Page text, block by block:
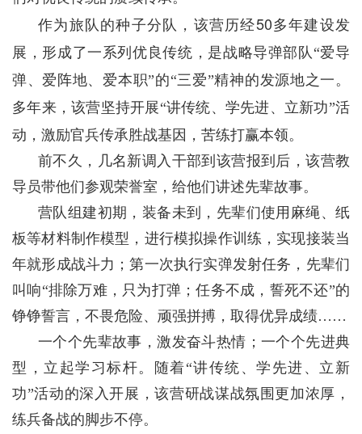
作为旅队的种子分队，该营历经50多年建设发
展，形成了一系列优良传统，是战略导弹部队“爱导
弹、爱阵地、爱本职”的“三爱”精神的发源地之一。
多年来，该营坚持开展“讲传统、学先进、立新功”活
动，激励官兵传承胜战基因，苦练打赢本领。
前不久，几名新调入干部到该营报到后，该营教
导员带他们参观荣誉室，给他们讲述先辈故事。
营队组建初期，装备未到，先辈们使用麻绳、纸
板等材料制作模型，进行模拟操作训练，实现接装当
年就形成战斗力；第一次执行实弹发射任务，先辈们
叫响“排除万难，只为打弹；任务不成，誓死不还”的
铮铮誓言，不畏危险、顽强拼搏，取得优异成绩……
一个个先辈故事，激发奋斗热情；一个个先进典
型，立起学习标杆。随着“讲传统、学先进、立新
功”活动的深入开展，该营研战谋战氛围更加浓厚，
练兵备战的脚步不停。